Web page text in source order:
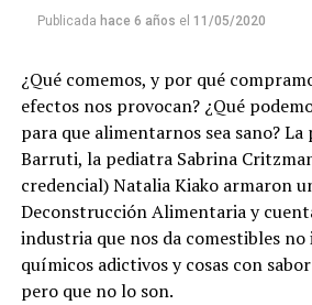
Publicada hace 6 años el 11/05/2020
¿Qué comemos, y por qué
efectos nos provocan? ¿Qué
para que alimentarnos sea sano?
Barruti, la pediatra Sabrina
credencial) Natalia Kiako armaron
Deconstrucción Alimentaria y
industria que nos da comestibles
químicos adictivos y cosas con
pero que no lo son.